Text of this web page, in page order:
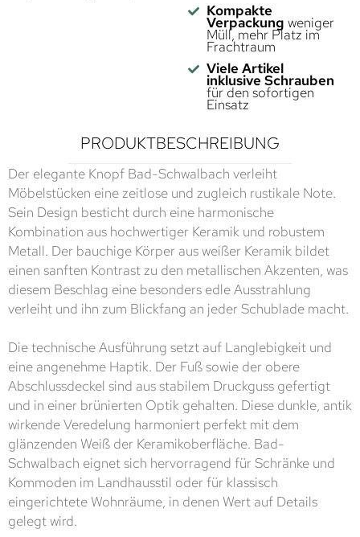
Kompakte
Verpackung weniger
Müll, mehr Platz im
Frachtraum
Viele Artikel
inklusive Schrauben
für den sofortigen
Einsatz
PRODUKTBESCHREIBUNG
Der elegante Knopf Bad-Schwalbach verleiht
Möbelstücken eine zeitlose und zugleich rustikale Note.
Sein Design besticht durch eine harmonische
Kombination aus hochwertiger Keramik und robustem
Metall. Der bauchige Körper aus weißer Keramik bildet
einen sanften Kontrast zu den metallischen Akzenten, was
diesem Beschlag eine besonders edle Ausstrahlung
verleiht und ihn zum Blickfang an jeder Schublade macht.
Die technische Ausführung setzt auf Langlebigkeit und
eine angenehme Haptik. Der Fuß sowie der obere
Abschlussdeckel sind aus stabilem Druckguss gefertigt
und in einer brünierten Optik gehalten. Diese dunkle, antik
wirkende Veredelung harmoniert perfekt mit dem
glänzenden Weiß der Keramikoberfläche. Bad-
Schwalbach eignet sich hervorragend für Schränke und
Kommoden im Landhausstil oder für klassisch
eingerichtete Wohnräume, in denen Wert auf Details
gelegt wird.